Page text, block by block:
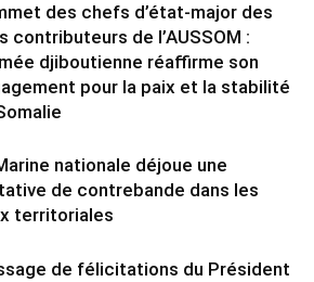
des chefs d’état-major des
contributeurs de l’AUSSOM :
djiboutienne réaffirme son
pour la paix et la stabilité
nationale déjoue une
de contrebande dans les
territoriales
de félicitations du Président